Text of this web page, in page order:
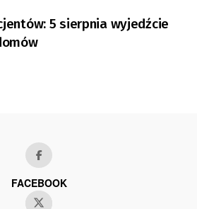
5 sierpnia wyjedźcie
FACEBOOK